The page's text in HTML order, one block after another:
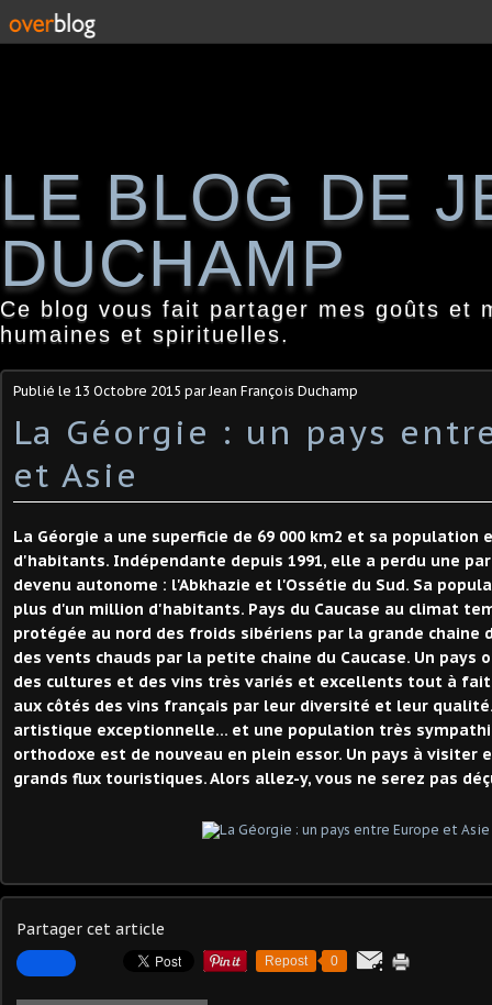
LE BLOG DE
DUCHAMP
Ce blog vous fait partager mes goûts et
humaines et spirituelles.
Publié le 13 Octobre 2015 par Jean François Duchamp
La Géorgie : un pays
et Asie
La Géorgie a une superficie de 69 000 km2 et sa population
d'habitants. Indépendante depuis 1991, elle a perdu une
devenu autonome : l'Abkhazie et l'Ossétie du Sud. Sa
plus d'un million d'habitants. Pays du Caucase au climat
protégée au nord des froids sibériens par la grande chaine
des vents chauds par la petite chaine du Caucase. Un pays
des cultures et des vins très variés et excellents tout à
aux côtés des vins français par leur diversité et leur
artistique exceptionnelle... et une population très
orthodoxe est de nouveau en plein essor. Un pays à visiter
grands flux touristiques. Alors allez-y, vous ne serez pas
Partager cet article
Repost 0